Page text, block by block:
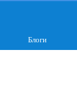
Блоги